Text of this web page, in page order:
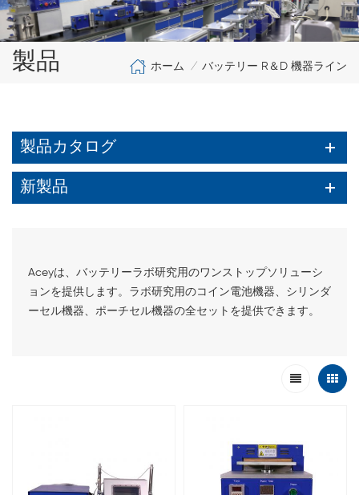
製品 ホーム / バッテリー R＆D 機器ライン
製品カタログ
新製品
Aceyは、バッテリーラボ研究用のワンストップソリューシ
ョンを提供します。ラボ研究用のコイン電池機器、シリンダ
ーセル機器、ポーチセル機器の全セットを提供できます。